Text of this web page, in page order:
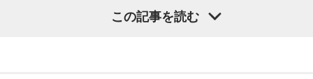
仕事運が好調な日。今日がお休みの人も忙しさが目立ちそう
この記事を読む